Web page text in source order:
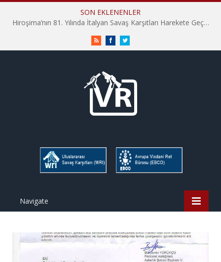
SON EKLENENLER
Hiroşima’nın 81. Yılında İtalyan Savaş Karşıtları Harekete Geçti: “Hatırlamak yeterli değil”
RSS FacebookTwitter
Navigate